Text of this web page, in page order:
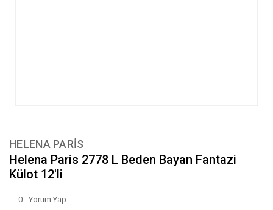
HELENA PARİS
Helena Paris 2778 L Beden Bayan Fantazi
Külot 12'li
0 - Yorum Yap